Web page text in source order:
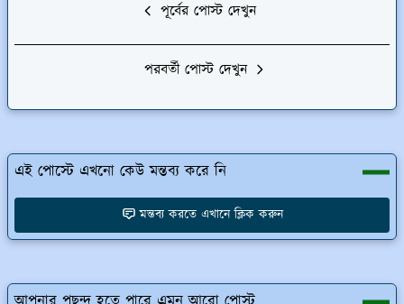
পূর্বের পোস্ট দেখুন
পরবর্তী পোস্ট দেখুন
এই পোস্টে এখনো কেউ মন্তব্য করে নি
মন্তব্য করতে এখানে ক্লিক করুন